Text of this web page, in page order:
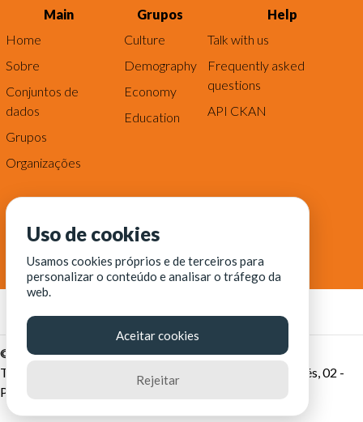
Main
Home
Sobre
Conjuntos de
dados
Grupos
Organizações
Grupos
Culture
Demography
Economy
Education
Help
Talk with us
Frequently asked
questions
API CKAN
© Fortaleza Digital || CITINOVA - Fundação de Ciência,
Tecnologia e Inovação de Fortaleza - Rua dos Tremembés, 02 -
Praia de Iracema - Fortaleza-CE
Uso de cookies
Usamos cookies próprios e de terceiros para
personalizar o conteúdo e analisar o tráfego da
web.
Aceitar cookies
Rejeitar